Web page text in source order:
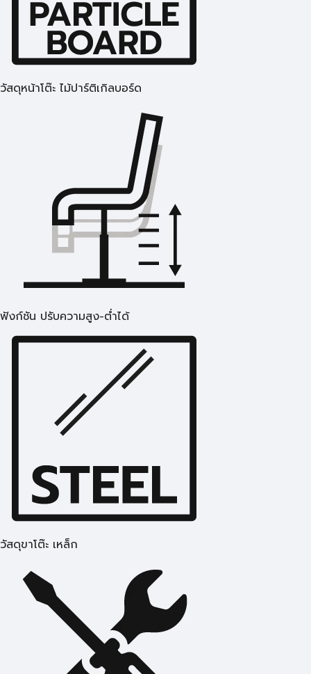
วัสดุหน้าโต๊ะ ไม้ปาร์ติเกิลบอร์ด
ฟังก์ชัน ปรับความสูง-ต่ำได้
วัสดุขาโต๊ะ เหล็ก